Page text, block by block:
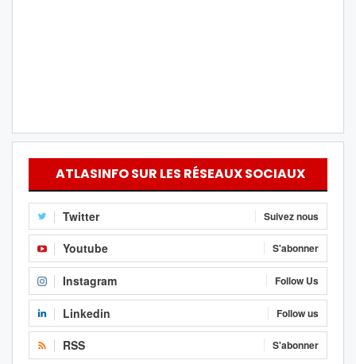
ATLASINFO SUR LES RÉSEAUX SOCIAUX
Twitter Suivez nous
Youtube S'abonner
Instagram Follow Us
Linkedin Follow us
RSS S'abonner